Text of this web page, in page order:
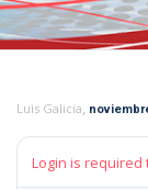
Luis Galicia,
Login is required